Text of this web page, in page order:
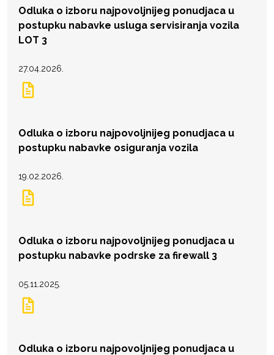
Odluka o izboru najpovoljnijeg ponudjaca u
postupku nabavke usluga servisiranja vozila
LOT 3
27.04.2026.
Odluka o izboru najpovoljnijeg ponudjaca u
postupku nabavke osiguranja vozila
19.02.2026.
Odluka o izboru najpovoljnijeg ponudjaca u
postupku nabavke podrske za firewall 3
05.11.2025.
Odluka o izboru najpovoljnijeg ponudjaca u